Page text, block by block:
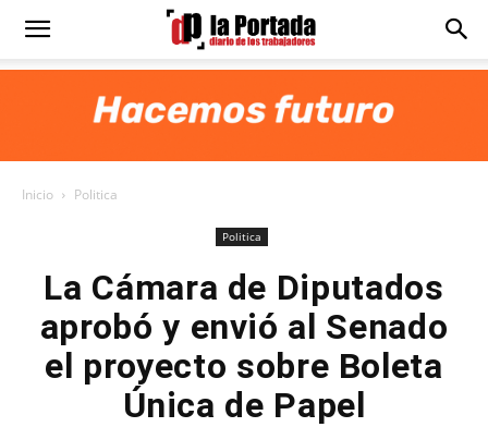
Diario
Inicio Politica
Politica
La Cámara de Diputados
aprobó y envió al Senado
el proyecto sobre Boleta
Única de Papel